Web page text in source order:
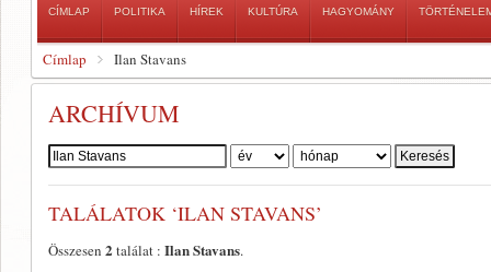
CÍMLAP POLITIKA HÍREK KULTÚRA HAGYOMÁNY
Címlap Ilan Stavans
ARCHÍVUM
Szerző:
TALÁLATOK ‘ILAN STAVANS’
Összesen 2 találat : Ilan Stavans.